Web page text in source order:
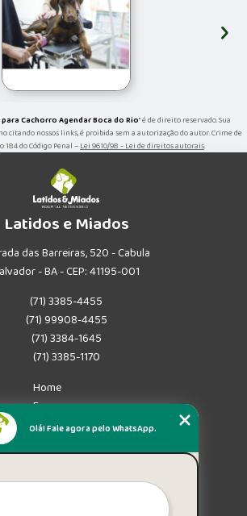
›
Cachorro Agendar Boca do Rio" é de direito reservado. Sua
citando nossos links, é proibida sem a autorização do autor. Crime de
do Código Penal –Lei 9610/98 - Lei de direitos autorais.
Latidos e Miados
das Barreiras, 520 - Cabula
- BA - CEP: 41195-001
(71) 3385-4455
(71) 99908-4455
(71) 3384-1645
(71) 3385-1170
Home
Empresa
Missão
Mapa do site
Olá! Fale agora pelo WhatsApp.